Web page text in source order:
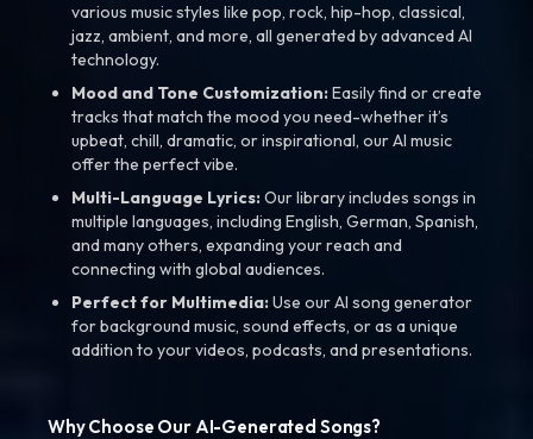
various music styles like pop, rock, hip-hop, classical,
jazz, ambient, and more, all generated by advanced AI
technology.
Mood and Tone Customization:Easily find or create
tracks that match the mood you need-whether it’s
upbeat, chill, dramatic, or inspirational, our AI music
offer the perfect vibe.
Multi-Language Lyrics:Our library includes songs in
multiple languages, including English, German, Spanish,
and many others, expanding your reach and
connecting with global audiences.
Perfect for Multimedia:Use our AI song generator
for background music, sound effects, or as a unique
addition to your videos, podcasts, and presentations.
Why Choose Our AI-Generated Songs?